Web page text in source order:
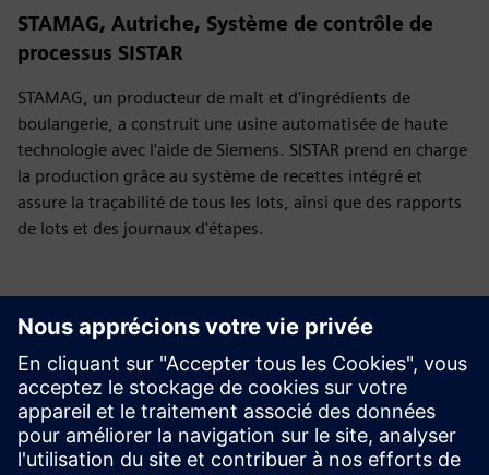
STAMAG, Autriche, Système de contrôle de
processus SISTAR
STAMAG, un producteur de malt et d'ingrédients de
boulangerie, a construit une usine automatisée de haute
technologie avec l'aide de Siemens. SISTAR prend en charge
la production grâce au système de recettes intégré et
assure la traçabilité de tous les lots, ainsi que des rapports
de lots et des journaux d'étapes.
Vous avez des questions ?
Discutons. Communiquez avec nous et nous vous
aiderons à trouver le meilleur endroit pour
commencer.